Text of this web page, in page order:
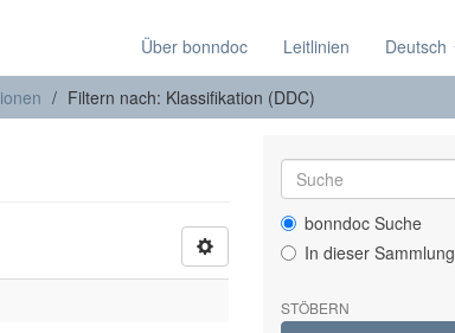
Über bonndoc Leitlinien Deutsch
Filtern nach: Klassifikation (DDC)
bonndoc Suche
In dieser Sammlung
STÖBERN